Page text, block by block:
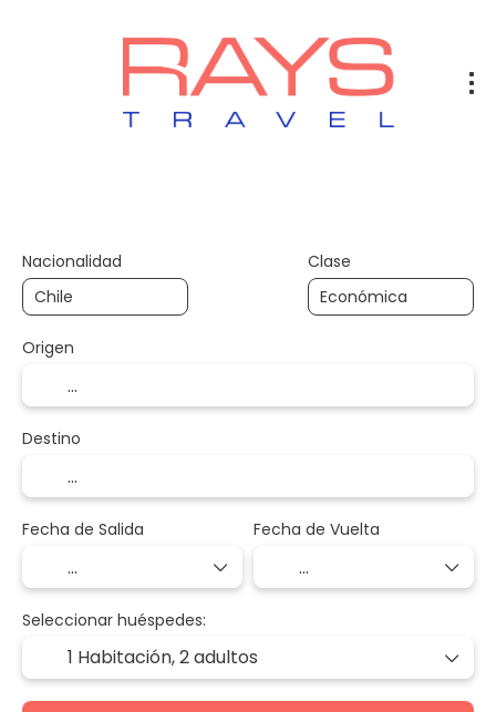
Nacionalidad Clase
Origen
Destino
Fecha de Salida Fecha de Vuelta
Seleccionar huéspedes:
1 Habitación,2 adultos